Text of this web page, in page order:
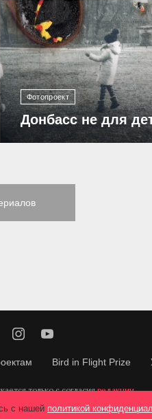
Фотопроект
Донбасс не для
12 304
Bird in Flight Prize
только с согласияредакции.
права защищены.
с нашей политикой